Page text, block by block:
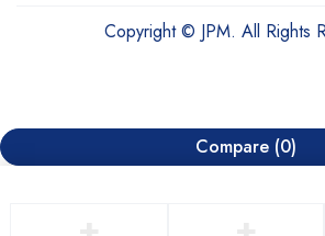
Copyright © JPM. All Rights
Compare (0)